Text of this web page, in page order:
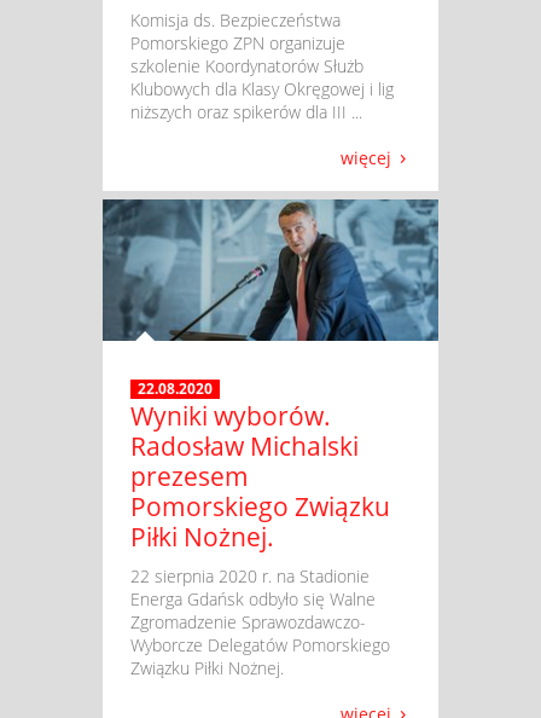
​ Komisja ds. Bezpieczeństwa
Pomorskiego ZPN organizuje
szkolenie Koordynatorów Służb
Klubowych dla Klasy Okręgowej i lig
niższych oraz spikerów dla III ...
więcej
22.08.2020
Wyniki wyborów.
Radosław Michalski
prezesem
Pomorskiego Związku
Piłki Nożnej.
​ 22 sierpnia 2020 r. na Stadionie
Energa Gdańsk odbyło się Walne
Zgromadzenie Sprawozdawczo-
Wyborcze Delegatów Pomorskiego
Związku Piłki Nożnej.